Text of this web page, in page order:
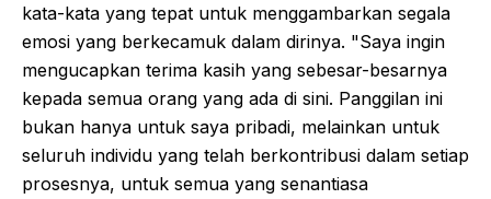
kata-kata yang tepat untuk menggambarkan segala
emosi yang berkecamuk dalam dirinya. "Saya ingin
mengucapkan terima kasih yang sebesar-besarnya
kepada semua orang yang ada di sini. Panggilan ini
bukan hanya untuk saya pribadi, melainkan untuk
seluruh individu yang telah berkontribusi dalam setiap
prosesnya, untuk semua yang senantiasa